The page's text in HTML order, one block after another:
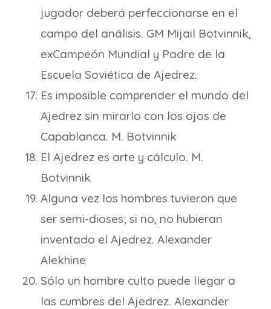
jugador deberá perfeccionarse en el
campo del análisis. GM Mijail Botvinnik,
exCampeón Mundial y Padre de la
Escuela Soviética de Ajedrez.
Es imposible comprender el mundo del
Ajedrez sin mirarlo con los ojos de
Capablanca. M. Botvinnik
El Ajedrez es arte y cálculo. M.
Botvinnik
Alguna vez los hombres tuvieron que
ser semi-dioses; si no, no hubieran
inventado el Ajedrez. Alexander
Alekhine
Sólo un hombre culto puede llegar a
las cumbres del Ajedrez. Alexander